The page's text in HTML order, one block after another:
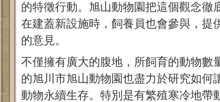
的特徵行動。旭山動物園把這個觀念徹
在建蓋新設施時，飼養員也會參與，提
的意見。
不僅擁有廣大的腹地，所飼育的動物數
的旭川市旭山動物園也盡力於研究如何
動物永續生存。特別是有繁殖寒冷地帶